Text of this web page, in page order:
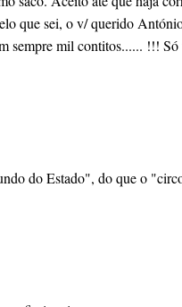
que sei, o v/ querido
mil contitos...... !!!
do Estado", do que o